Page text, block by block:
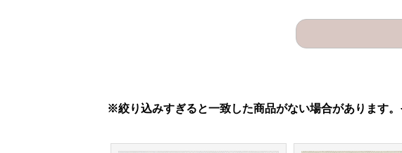
※絞り込みすぎると一致した商品がない場合があります